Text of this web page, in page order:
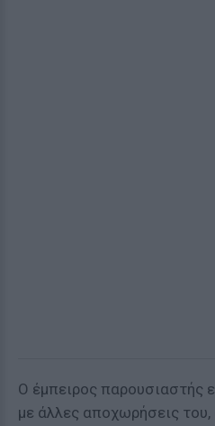
Ο έμπειρος παρουσιαστής
με άλλες αποχωρήσεις